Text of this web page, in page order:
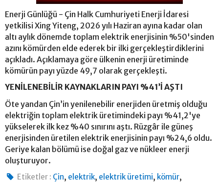
Enerji Günlüğü - Çin Halk Cumhuriyeti Enerji İdaresi
yetkilisi Xing Yiteng, 2026 yılı Haziran ayına kadar olan
altı aylık dönemde toplam elektrik enerjisinin %50'sinden
azını kömürden elde ederek bir ilki gerçekleştirdiklerini
açıkladı. Açıklamaya göre ülkenin enerji üretiminde
kömürün payı yüzde 49,7 olarak gerçekleşti.
YENİLENEBİLİR KAYNAKLARIN PAYI %41’İ AŞTI
Öte yandan Çin’in yenilenebilir enerjiden üretmiş olduğu
elektriğin toplam elektrik üretimindeki payı %41,2'ye
yükselerek ilk kez %40 sınırını aştı. Rüzgâr ile güneş
enerjisinden üretilen elektrik enerjisinin payı %24,6 oldu.
Geriye kalan bölümü ise doğal gaz ve nükleer enerji
oluşturuyor.
Etiketler : Çin, elektrik, elektrik üretimi, kömür,